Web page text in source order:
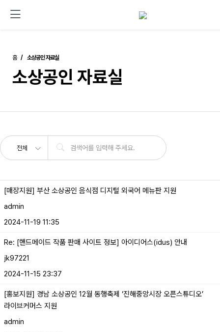
홈 소상공인 자료실
소상공인 자료실
전체
[매장지원] 부산 소상공인 음식점 디지털 외국어 메뉴판 지원
admin
2024-11-19 11:35
Re: [핸드메이드 작품 판매 사이트 정보] 아이디어스(idus) 안내
jk97221
2024-11-15 23:37
[홍보지원] 경남 소상공인 12월 동행축제 ‘진해중앙시장 오픈스튜디오’
라이브커머스 지원
admin